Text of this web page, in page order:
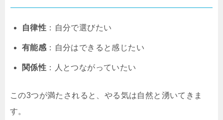
自律性 ：自分で選びたい
有能感 ：自分はできると感じたい
関係性 ：人とつながっていたい
この3つが満たされると、やる気は自然と湧いてきま
す。